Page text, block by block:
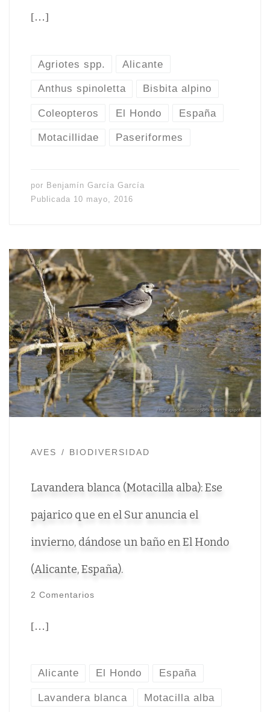
[…]
Agriotes spp. Alicante
Anthus spinoletta Bisbita alpino
Coleopteros El Hondo España
Motacillidae Paseriformes
por Benjamín García García
Publicada 10 mayo, 2016
AVES BIODIVERSIDAD
Lavandera blanca (Motacilla alba): Ese
pajarico que en el Sur anuncia el
invierno, dándose un baño en El Hondo
(Alicante, España).
2 Comentarios
[…]
Alicante El Hondo España
Lavandera blanca Motacilla alba